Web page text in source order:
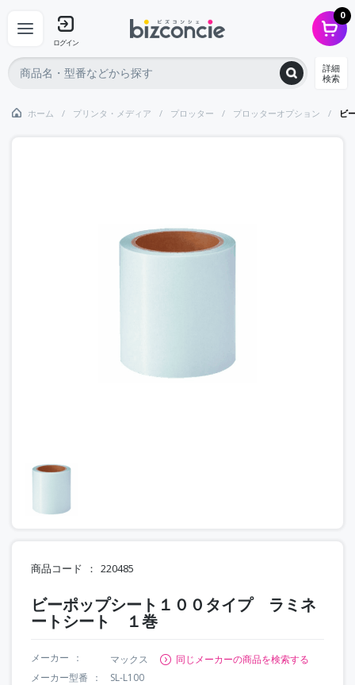
ログイン
0
詳細
検索
ホーム プリンタ・メディア プロッター プロッターオプション ビ
商品コード 220485
ビーポップシート１００タイプ ラミネ
ートシート １巻
メーカー マックス
同じメーカーの商品を検索する
メーカー型番
SL-L100